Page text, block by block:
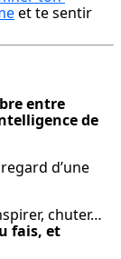
et te sentir
entre
de
d’une
chuter…
fais, et